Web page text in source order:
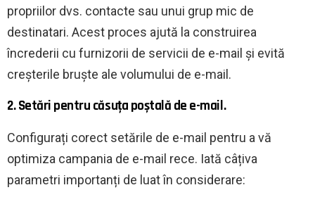
propriilor dvs. contacte sau unui grup mic de
destinatari. Acest proces ajută la construirea
încrederii cu furnizorii de servicii de e-mail și evită
creșterile bruște ale volumului de e-mail.
2. Setări pentru căsuța poștală de e-mail.
Configurați corect setările de e-mail pentru a vă
optimiza campania de e-mail rece. Iată câțiva
parametri importanți de luat în considerare: